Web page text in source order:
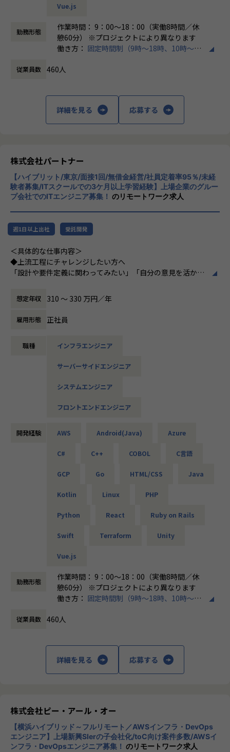
・チャットで気軽に相談OK
└日常的に連絡しやすく、安心して話せる関係性を構築。
・トラブル時は当日中に対応
└問題発生時は営業とアドバイザーが即対応し、迅速に調
整。
・勉強会・交流会を年2回実施
└他案件の社員ともつながれる場を用意。ナレッジ共有も活
＜チーム組織構成＞
入社後は原則2名以上のチームに配属されるため、一人現場
や丸投げはないです。
また、経験値に応じて先輩がフォローに入り、定例MTGやチ
95％（2024年8月時点／1年以内）
▼開発系
・オンラインヨガプラットフォームの要件定義・設計（Rub
y／Vue／AWS）
・自社ECサイトの新規立ち上げ（要件定義～運用／TypeScr
（C#／Python）
▼インフラ系
・ECクラウド基盤設計（AWS／VMware）
・アプリ向けサーバ設計構築（Docker／Azure）
ctive Directory）
＜安心のサポート体制＞
└配属先はチーム＋教育係体制で、すぐ相談できる環境を整
└入社直後は毎月、その後は隔月で面談。業務・人間関係・
└日常的に連絡しやすく、安心して話せる関係性を構築。
・トラブル時は当日中に対応
・勉強会・交流会を年2回実施
【業務の変更の範囲】
会社の定める範囲
Vue.js
勤務形態
作業時間： 9：00～18：00（実働8時間／休
憩60分） ※プロジェクトにより異なります
働き方： 固定時間制（9時～18時、10時～19
時間外労働の有無： 有（月平均20時間）
従業員数 460人
詳細を見る 応募する
株式会社パートナー
【ハイブリット/東京/面接1回/無借金経営/社員定着率95％/未経
験者募集/ITスクールでの3ケ月以上学習経験】上場企業のグルー
プ会社でのITエンジニア募集！ のリモートワーク求人
週1日以上出社 受託開発
＜具体的な仕事内容＞
◆上流工程にチャレンジしたい方へ
「設計や要件定義に関わってみたい」「自分の意見を活かせ
そんな方には700社以上の中からスキルや希望に合う案件を
ご紹介しています。
たとえば、ヨガ配信アプリやECサイトの新規開発、クラウド
設計など、上流フェーズから関われる案件も豊富です。ま
ひとりで悩まず、安心して挑戦できます。
◆落ち着いた環境で、長く働きたい方へ
OKの案件も多く、週2～3日出社が基本。残業は月9時間ほど
現場には教育担当がつき、月1回の面談やチャット相談も実
にも柔軟に対応しています。
◆マネジメントにも挑戦したい方へ
回の面談を通じて方向性を確認しながら、段階的にマネジメ
ら活躍している社員も多数。女性管理職も在籍しており、年
齢や性別を問わずフェアに評価される環境です。
＜チーム組織構成＞
入社後は原則2名以上のチームに配属されるため、一人現場
や丸投げはないです。
また、経験値に応じて先輩がフォローに入り、定例MTGやチ
95％（2024年8月時点／1年以内）
▼開発系
・オンラインヨガプラットフォームの要件定義・設計（Rub
y／Vue／AWS）
・自社ECサイトの新規立ち上げ（要件定義～運用／TypeScr
想定年収 310 〜 330 万円／年
雇用形態 正社員
職種 インフラエンジニア
サーバーサイドエンジニア
システムエンジニア
フロントエンドエンジニア
開発経験 AWS Android(Java) Azure
C# C++ COBOL C言語
GCP Go HTML/CSS Java
Kotlin Linux PHP
Python React Ruby on Rails
Swift Terraform Unity
Vue.js
勤務形態
作業時間： 9：00～18：00（実働8時間／休
憩60分） ※プロジェクトにより異なります
働き方： 固定時間制（9時～18時、10時～19
時間外労働の有無： 有（月平均20時間）
従業員数 460人
詳細を見る 応募する
株式会社ピー・アール・オー
【横浜ハイブリッド～フルリモート／AWSインフラ・DevOps
エンジニア】上場新興SIerの子会社化/toC向け案件多数/AWSイ
ンフラ・DevOpsエンジニア募集！ のリモートワーク求人